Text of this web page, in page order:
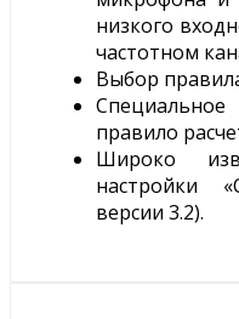
низкого
частотном
Выбор
правило
Широко
настройки
версии 3.2).